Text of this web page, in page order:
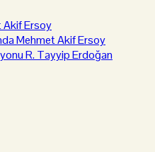
Akif Ersoy
Mehmet Akif Ersoy
R. Tayyip Erdoğan